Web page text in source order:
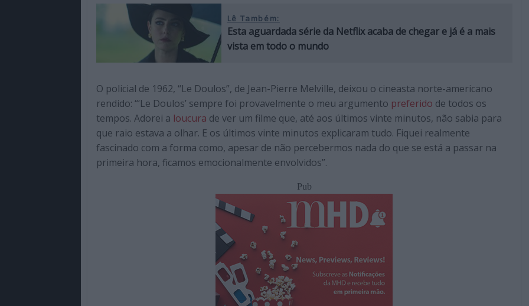
Lê Também:
Esta aguardada série da Netflix acaba de chegar e já é a mais
vista em todo o mundo
O policial de 1962, “Le Doulos”, de Jean-Pierre Melville, deixou o cineasta norte-americano
rendido: “‘Le Doulos’ sempre foi provavelmente o meu argumento preferido de todos os
tempos. Adorei a loucura de ver um filme que, até aos últimos vinte minutos, não sabia para
que raio estava a olhar. E os últimos vinte minutos explicaram tudo. Fiquei realmente
fascinado com a forma como, apesar de não percebermos nada do que se está a passar na
primeira hora, ficamos emocionalmente envolvidos”.
Pub